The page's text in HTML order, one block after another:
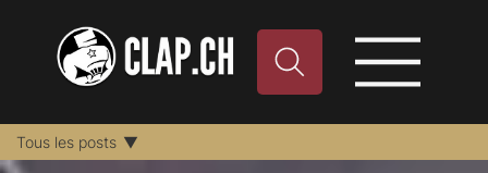
Tous les posts